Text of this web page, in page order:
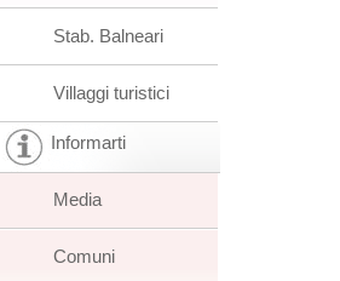
Stab. Balneari
Villaggi turistici
Informarti
Media
Comuni